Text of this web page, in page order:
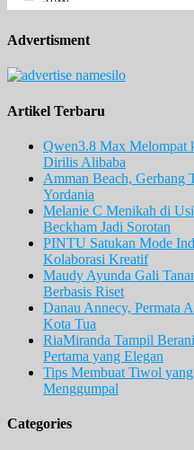
Advertisment
Artikel Terbaru
Qwen3.8 Max Melompat
Dirilis Alibaba
Amman Beach, Gerbang
Yordania
Melanie C Menikah di
Beckham Jadi Sorotan
PINTU Satukan Mode
Kolaborasi Kreatif
Maudy Ayunda Gali
Berbasis Riset
Danau Annecy, Permata
Kota Tua
RiaMiranda Tampil
Pertama yang Elegan
Tips Membuat Tiwol
Menggumpal
Categories